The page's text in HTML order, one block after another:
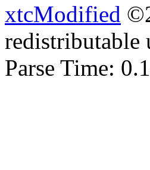
xtcModified
redistributable
Parse Time: